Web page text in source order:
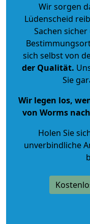
Wir sorgen
Lüdenscheid
Sachen
sich selbst von
der Qualität.
Sie
Wir legen los,
von Worms
Holen Sie
unverbindliche